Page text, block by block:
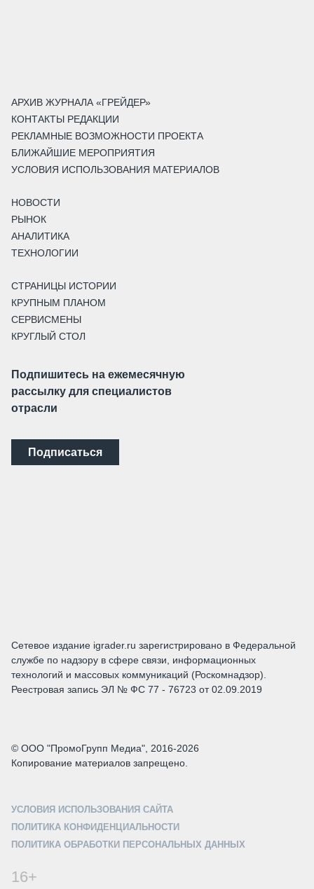
АРХИВ ЖУРНАЛА «ГРЕЙДЕР»
КОНТАКТЫ РЕДАКЦИИ
РЕКЛАМНЫЕ ВОЗМОЖНОСТИ ПРОЕКТА
БЛИЖАЙШИЕ МЕРОПРИЯТИЯ
УСЛОВИЯ ИСПОЛЬЗОВАНИЯ МАТЕРИАЛОВ
НОВОСТИ
РЫНОК
АНАЛИТИКА
ТЕХНОЛОГИИ
СТРАНИЦЫ ИСТОРИИ
КРУПНЫМ ПЛАНОМ
СЕРВИСМЕНЫ
КРУГЛЫЙ СТОЛ
Подпишитесь на ежемесячную
рассылку для специалистов
отрасли
Подписаться
Сетевое издание igrader.ru зарегистрировано в Федеральной
службе по надзору в сфере связи, информационных
технологий и массовых коммуникаций (Роскомнадзор).
Реестровая запись ЭЛ № ФС 77 - 76723 от 02.09.2019
© ООО "ПромоГрупп Медиа", 2016-2026
Копирование материалов запрещено.
УСЛОВИЯ ИСПОЛЬЗОВАНИЯ САЙТА
ПОЛИТИКА КОНФИДЕНЦИАЛЬНОСТИ
ПОЛИТИКА ОБРАБОТКИ ПЕРСОНАЛЬНЫХ ДАННЫХ
16+